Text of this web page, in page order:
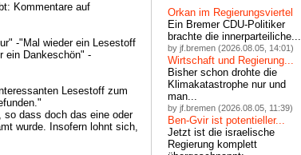
Kommentare auf
-"Mal wieder ein Lesestoff
ein Dankeschön" -
Lesestoff zum
dass doch das eine oder
wurde. Insofern lohnt sich,
Orkan im Regierungsviertel
Ein Bremer CDU-Politiker
brachte die innerparteiliche...
by jf.bremen (2026.08.05, 14:01)
Wirtschaft und Regierung...
Bisher schon drohte die
Klimakatastrophe nur und
man...
by jf.bremen (2026.08.05, 11:39)
Ben-Gvir ist potentieller...
Jetzt ist die israelische
Regierung komplett